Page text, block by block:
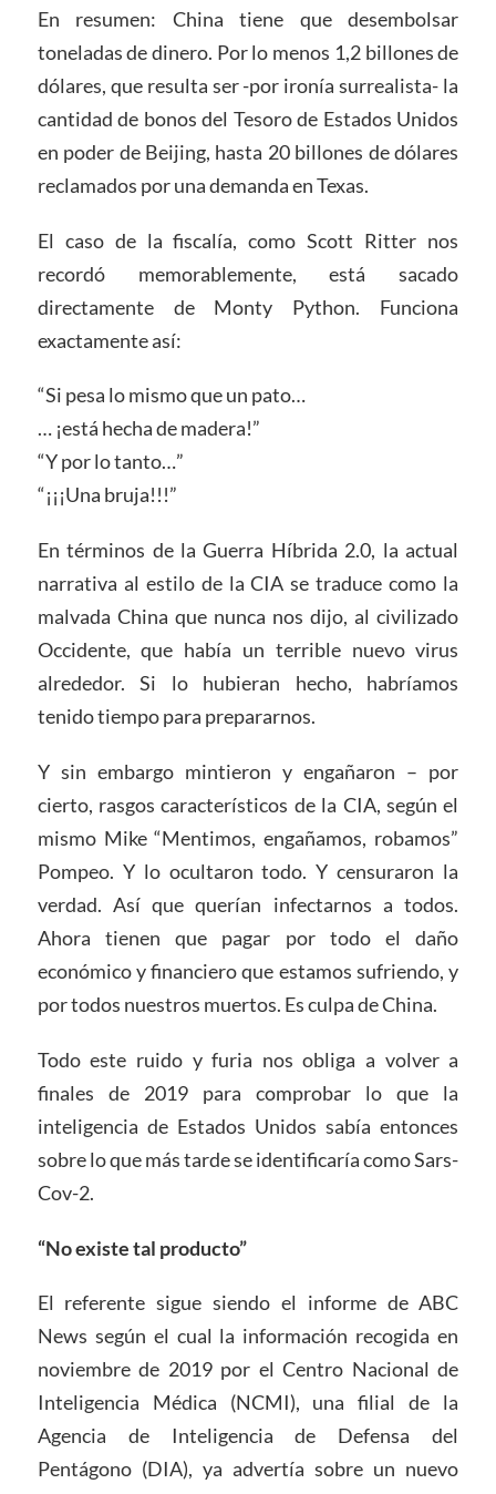
En resumen: China tiene que desembolsar
toneladas de dinero. Por lo menos 1,2 billones de
dólares, que resulta ser -por ironía surrealista- la
cantidad de bonos del Tesoro de Estados Unidos
en poder de Beijing, hasta 20 billones de dólares
reclamados por una demanda en Texas.
El caso de la fiscalía, como Scott Ritter nos
recordó memorablemente, está sacado
directamente de Monty Python. Funciona
exactamente así:
“Si pesa lo mismo que un pato…
… ¡está hecha de madera!”
“Y por lo tanto…”
“¡¡¡Una bruja!!!”
En términos de la Guerra Híbrida 2.0, la actual
narrativa al estilo de la CIA se traduce como la
malvada China que nunca nos dijo, al civilizado
Occidente, que había un terrible nuevo virus
alrededor. Si lo hubieran hecho, habríamos
tenido tiempo para prepararnos.
Y sin embargo mintieron y engañaron – por
cierto, rasgos característicos de la CIA, según el
mismo Mike “Mentimos, engañamos, robamos”
Pompeo. Y lo ocultaron todo. Y censuraron la
verdad. Así que querían infectarnos a todos.
Ahora tienen que pagar por todo el daño
económico y financiero que estamos sufriendo, y
por todos nuestros muertos. Es culpa de China.
Todo este ruido y furia nos obliga a volver a
finales de 2019 para comprobar lo que la
inteligencia de Estados Unidos sabía entonces
sobre lo que más tarde se identificaría como Sars-
Cov-2.
“No existe tal producto”
El referente sigue siendo el informe de ABC
News según el cual la información recogida en
noviembre de 2019 por el Centro Nacional de
Inteligencia Médica (NCMI), una filial de la
Agencia de Inteligencia de Defensa del
Pentágono (DIA), ya advertía sobre un nuevo